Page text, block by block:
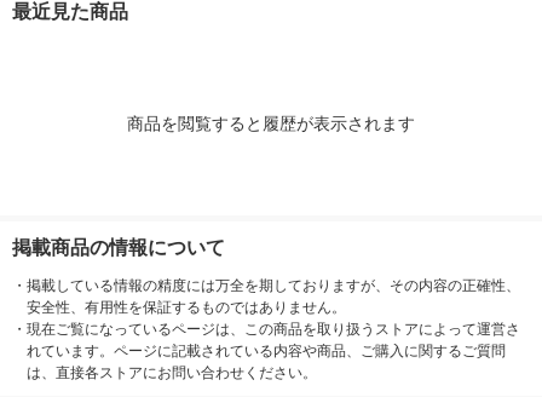
最近見た商品
商品を閲覧すると履歴が表示されます
掲載商品の情報について
・ 掲載している情報の精度には万全を期しておりますが、その内容の正確性、
安全性、有用性を保証するものではありません。
・ 現在ご覧になっているページは、この商品を取り扱うストアによって運営さ
れています。ページに記載されている内容や商品、ご購入に関するご質問
は、直接各ストアにお問い合わせください。